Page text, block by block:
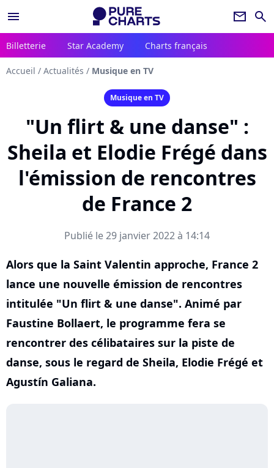
menu newsletter search
Billetterie Star Academy Charts français
Accueil / Actualités / Musique en TV
Musique en TV
"Un flirt & une danse" :
Sheila et Elodie Frégé dans
l'émission de rencontres
de France 2
Publié le 29 janvier 2022 à 14:14
Alors que la Saint Valentin approche, France 2
lance une nouvelle émission de rencontres
intitulée "Un flirt & une danse". Animé par
Faustine Bollaert, le programme fera se
rencontrer des célibataires sur la piste de
danse, sous le regard de Sheila, Elodie Frégé et
Agustín Galiana.